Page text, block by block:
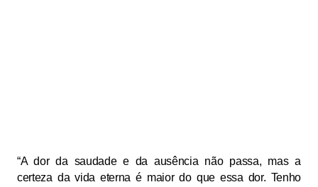
“A dor da saudade e da ausência não passa, mas a
certeza da vida eterna é maior do que essa dor. Tenho